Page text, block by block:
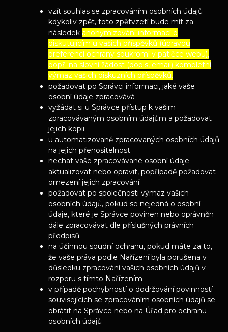
vzít souhlas se zpracováním osobních údajů
kdykoliv zpět, toto zpětvzetí bude mít za
následek anonymizování informací o
diskutujícím u vašich příspěvků (úpravou
preferencí ochrany soukromí v patičce webu),
popř. na slovní žádost (dopis, email) kompletní
výmaz vašich diskuzních příspěvků.
požadovat po Správci informaci, jaké vaše
osobní údaje zpracovává
vyžádat si u Správce přístup k vašim
zpracovávaným osobním údajům a požadovat
jejich kopii
u automatizovaně zpracovaných osobních údajů
na jejich přenositelnost
nechat vaše zpracovávané osobní údaje
aktualizovat nebo opravit, popřípadě požadovat
omezení jejich zpracování
požadovat po společnosti výmaz vašich
osobních údajů, pokud se nejedná o osobní
údaje, které je Správce povinen nebo oprávněn
dále zpracovávat dle příslušných právních
předpisů
na účinnou soudní ochranu, pokud máte za to,
že vaše práva podle Nařízení byla porušena v
důsledku zpracování vašich osobních údajů v
rozporu s tímto Nařízením
v případě pochybností o dodržování povinností
souvisejících se zpracováním osobních údajů se
obrátit na Správce nebo na Úřad pro ochranu
osobních údajů